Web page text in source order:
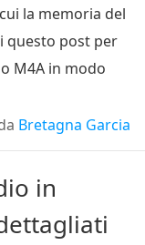
la memoria del
questo post per
M4A in modo
Bretagna Garcia
in